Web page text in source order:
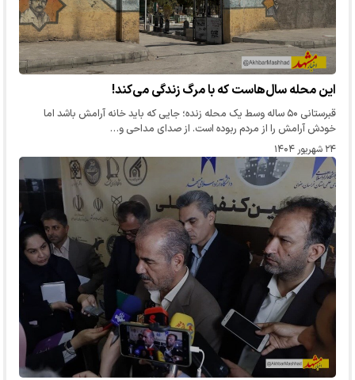
این محله‌ سال‌هاست که با مرگ زندگی می‌کند!
قبرستانی ۵۰ ساله وسط یک محله زنده؛ جایی که باید خانه آرامش باشد اما
خودش آرامش را از مردم ربوده است. از صدای مداحی و…
۲۴ شهریور ۱۴۰۴